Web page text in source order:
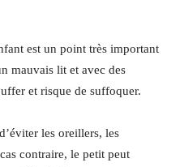
est un point très important
mauvais lit et avec des
et risque de suffoquer.
les oreillers, les
contraire, le petit peut